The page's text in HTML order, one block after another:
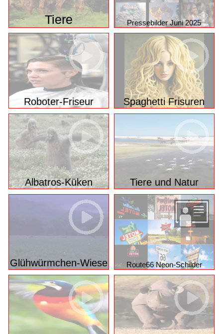
Tiere Pressebilder Juni 2025
Roboter-Friseur Spaghetti Frisuren
Albatros-Küken Tiere und Natur
Glühwürmchen-Wiese Route66 Neon-Schilder